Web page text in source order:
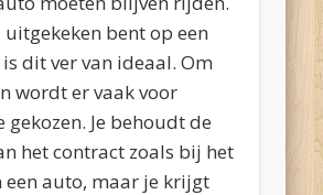
uitgekeken bent op een
dit ver van ideaal. Om
wordt er vaak voor
gekozen. Je behoudt de
het contract zoals bij het
een auto, maar je krijgt